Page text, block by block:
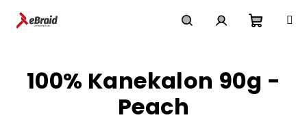
košík
100% Kanekalon 90g -
Peach